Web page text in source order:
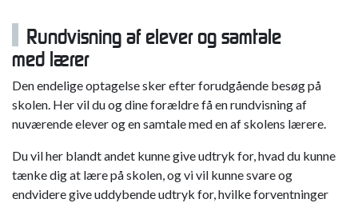
Rundvisning af elever og samtale
med lærer
Den endelige optagelse sker efter forudgående besøg på
skolen. Her vil du og dine forældre få en rundvisning af
nuværende elever og en samtale med en af skolens lærere.
Du vil her blandt andet kunne give udtryk for, hvad du kunne
tænke dig at lære på skolen, og vi vil kunne svare og
endvidere give uddybende udtryk for, hvilke forventninger